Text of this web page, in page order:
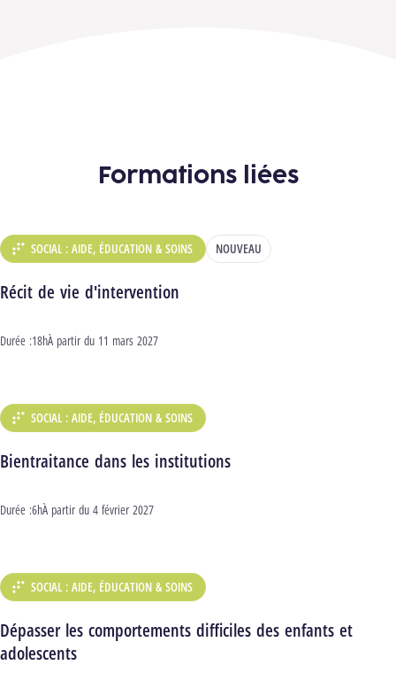
Formations liées
DÉPARTEMENT :
SOCIAL : AIDE, ÉDUCATION & SOINS NOUVEAU
Récit de vie d'intervention
Durée :18hDébut :
À partir du 11 mars 2027
DÉPARTEMENT :
SOCIAL : AIDE, ÉDUCATION & SOINS
Bientraitance dans les institutions
Durée :6hDébut :
À partir du 4 février 2027
DÉPARTEMENT :
SOCIAL : AIDE, ÉDUCATION & SOINS
Dépasser les comportements difficiles des enfants et
adolescents